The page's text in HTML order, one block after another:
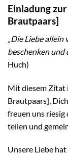
Einladung
Brautpaars]
„Die Liebe allein
beschenken und
Huch)
Mit diesem Zitat
Brautpaars],
freuen uns riesig
teilen und
Unsere Liebe